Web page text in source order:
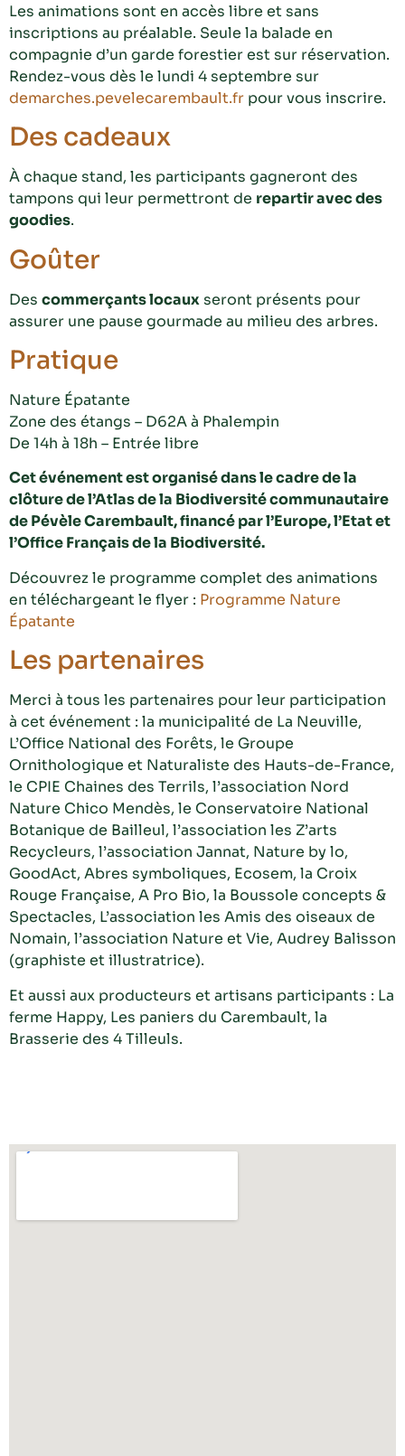
Les animations sont en accès libre et sans
inscriptions au préalable. Seule la balade en
compagnie d’un garde forestier est sur réservation.
Rendez-vous dès le lundi 4 septembre sur
demarches.pevelecarembault.fr pour vous inscrire.
Des cadeaux
À chaque stand, les participants gagneront des
tampons qui leur permettront de repartir avec des
goodies.
Goûter
Des commerçants locauxseront présents pour
assurer une pause gourmade au milieu des arbres.
Pratique
Nature Épatante
Zone des étangs – D62A à Phalempin
De 14h à 18h – Entrée libre
Cet événement est organisé dans le cadre de la
clôture de l’Atlas de la Biodiversité communautaire
de Pévèle Carembault, financé par l’Europe, l’Etat et
l’Office Français de la Biodiversité.
Découvrez le programme complet des animations
en téléchargeant le flyer : Programme Nature
Épatante
Les partenaires
Merci à tous les partenaires pour leur participation
à cet événement : la municipalité de La Neuville,
L’Office National des Forêts, le Groupe
Ornithologique et Naturaliste des Hauts-de-France,
le CPIE Chaines des Terrils, l’association Nord
Nature Chico Mendès, le Conservatoire National
Botanique de Bailleul, l’association les Z’arts
Recycleurs, l’association Jannat, Nature by lo,
GoodAct, Abres symboliques, Ecosem, la Croix
Rouge Française, A Pro Bio, la Boussole concepts &
Spectacles, L’association les Amis des oiseaux de
Nomain, l’association Nature et Vie, Audrey Balisson
(graphiste et illustratrice).
Et aussi aux producteurs et artisans participants : La
ferme Happy, Les paniers du Carembault, la
Brasserie des 4 Tilleuls.